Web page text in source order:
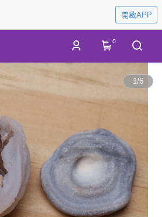
開啟APP
0
1/6